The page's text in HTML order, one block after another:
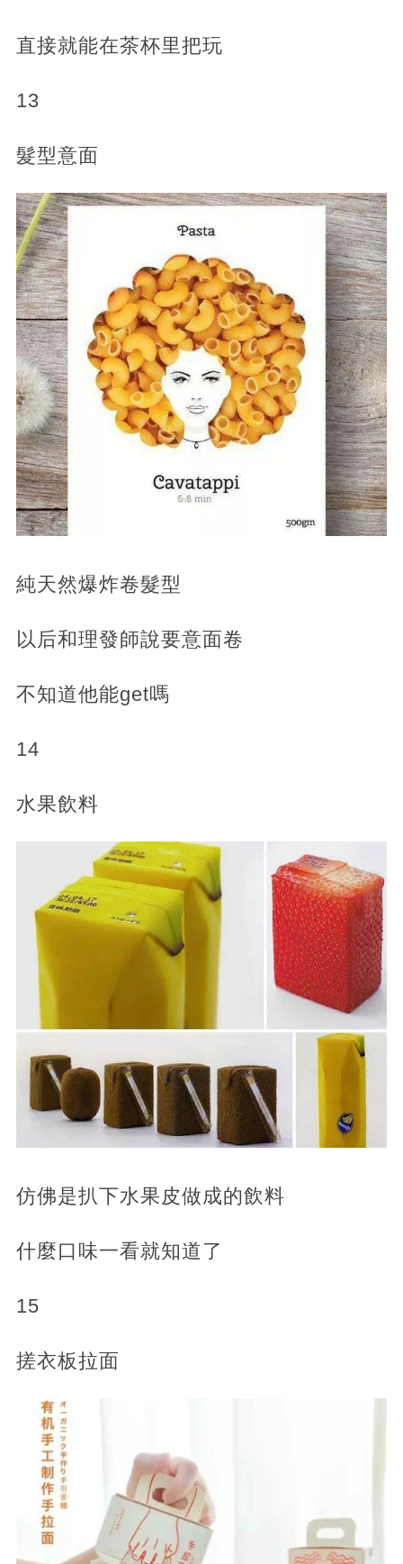
直接就能在茶杯里把玩
13
髮型意面
純天然爆炸卷髮型
以后和理發師說要意面卷
不知道他能get嗎
14
水果飲料
仿佛是扒下水果皮做成的飲料
什麼口味一看就知道了
15
搓衣板拉面